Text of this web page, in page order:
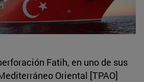
Fatih, en uno de sus
Oriental [TPAO]